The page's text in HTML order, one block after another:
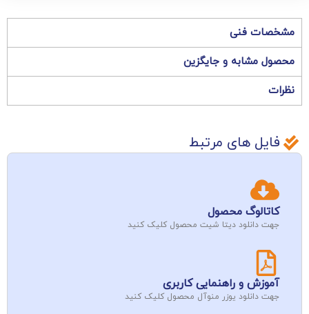
مشخصات فنی
محصول مشابه و جایگزین
نظرات
فایل های مرتبط
کاتالوگ محصول
جهت دانلود دیتا شیت محصول کلیک کنید
آموزش و راهنمایی کاربری
جهت دانلود یوزر منوآل محصول کلیک کنید